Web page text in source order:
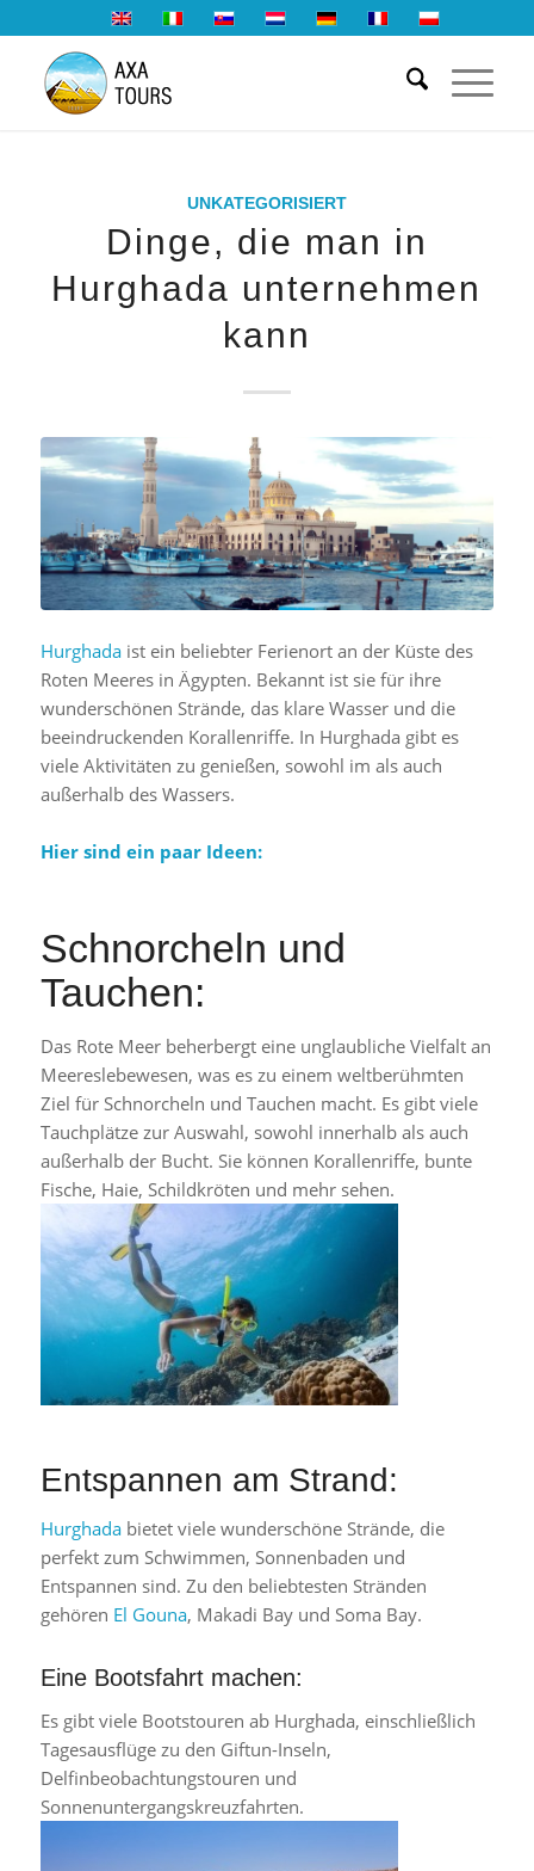
UNKATEGORISIERT
Dinge, die man in
Hurghada unternehmen
kann
Hurghadaist ein beliebter Ferienort an der Küste des
Roten Meeres in Ägypten. Bekannt ist sie für ihre
wunderschönen Strände, das klare Wasser und die
beeindruckenden Korallenriffe. In Hurghada gibt es
viele Aktivitäten zu genießen, sowohl im als auch
außerhalb des Wassers.
Hier sind ein paar Ideen:
Schnorcheln und
Tauchen:
Das Rote Meer beherbergt eine unglaubliche Vielfalt an
Meereslebewesen, was es zu einem weltberühmten
Ziel für Schnorcheln und Tauchen macht. Es gibt viele
Tauchplätze zur Auswahl, sowohl innerhalb als auch
außerhalb der Bucht. Sie können Korallenriffe, bunte
Fische, Haie, Schildkröten und mehr sehen.
Entspannen am Strand:
Hurghadabietet viele wunderschöne Strände, die
perfekt zum Schwimmen, Sonnenbaden und
Entspannen sind. Zu den beliebtesten Stränden
gehören El Gouna, Makadi Bay und Soma Bay.
Eine Bootsfahrt machen:
Es gibt viele Bootstouren ab Hurghada, einschließlich
Tagesausflüge zu den Giftun-Inseln,
Delfinbeobachtungstouren und
Sonnenuntergangskreuzfahrten.